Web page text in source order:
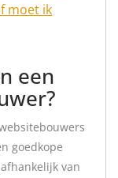
moet ik
een
goedkope
van